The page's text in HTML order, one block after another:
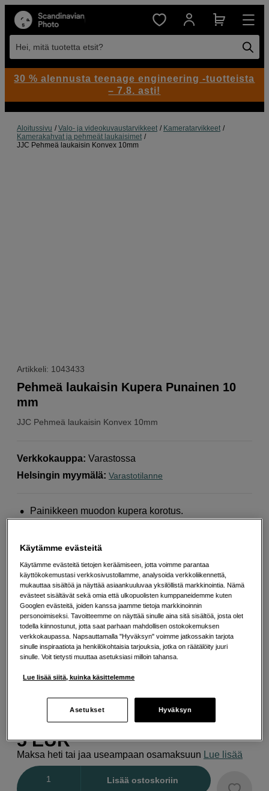
Hei, mitä tuotetta etsit?
Aloitussivu Valo- ja videokuvaustarvikkeet
Kameratarvikkeet
Kamerakahvat ja pehmeät laukaisimet
JJC Pehmeä laukaisin Konvex 10mm
Artikkeli: 1043433
JJC Pehmeä laukaisin Konvex 10mm
Pehmeä laukaisin Kupera Punainen 10
mm
Verkkokauppa: Varastossa
Helsingin myymälä: Varastotilanne
Painikkeen muodon kupera korotus.
väreissä.
Lisää tietoa
Valitse Väri
5 EUR
Maksa heti tai jaa useampaan osamaksuun Lue lisää
Lisää ostoskoriin
30 % alennusta teenage engineering -tuotteista
– 7.8. asti!
Käytämme evästeitä
Käytämme evästeitä tietojen keräämiseen, jotta voimme parantaa
käyttökokemustasi verkkosivustollamme, analysoida verkkoliikennettä,
mukauttaa sisältöä ja näyttää asiaankuuluvaa yksilöllistä markkinointia. Nämä
evästeet sisältävät sekä omia että ulkopuolisten kumppaneidemme kuten
Googlen evästeitä, joiden kanssa jaamme tietoja markkinoinnin
personoimiseksi. Tavoitteemme on näyttää sinulle aina sitä sisältöä, josta olet
todella kiinnostunut, jotta saat parhaan mahdollisen ostokokemuksen
verkkokaupassa. Napsauttamalla "Hyväksyn" voimme jatkossakin tarjota
sinulle inspiraatiota ja henkilökohtaisia tarjouksia, jotka on räätälöity juuri
sinulle. Voit tietysti muuttaa asetuksiasi milloin tahansa.
Lue lisää siitä, kuinka käsittelemme
Asetukset Hyväksyn